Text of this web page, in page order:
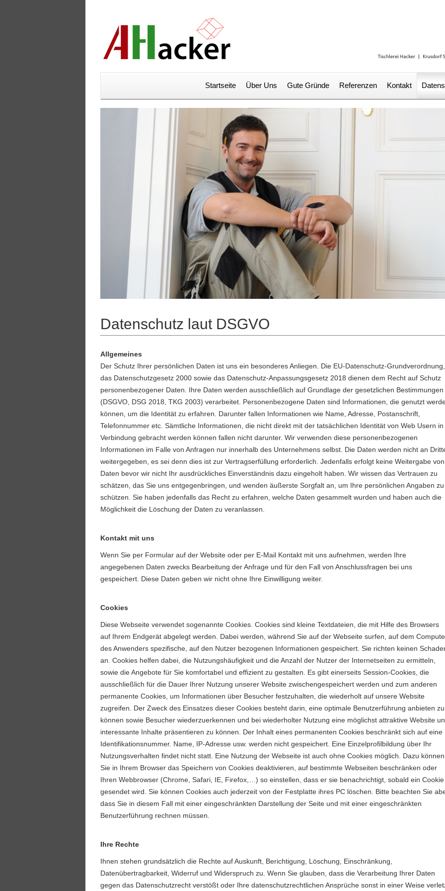
Startseite Über Uns Gute Gründe Referenzen Kontakt
Datenschutz laut DSGVO
Allgemeines
Der Schutz Ihrer persönlichen Daten ist uns ein besonderes Anliegen. Die EU-Datenschutz-Grundverordnung,
das Datenschutzgesetz 2000 sowie das Datenschutz-Anpassungsgesetz 2018 dienen dem Recht auf Schutz
personenbezogener Daten. Ihre Daten werden ausschließlich auf Grundlage der gesetzlichen Bestimmungen
(DSGVO, DSG 2018, TKG 2003) verarbeitet. Personenbezogene Daten sind Informationen, die genutzt
können, um die Identität zu erfahren. Darunter fallen Informationen wie Name, Adresse, Postanschrift,
Telefonnummer etc. Sämtliche Informationen, die nicht direkt mit der tatsächlichen Identität von Web Usern in
Verbindung gebracht werden können fallen nicht darunter. Wir verwenden diese personenbezogenen
Informationen im Falle von Anfragen nur innerhalb des Unternehmens selbst. Die Daten werden nicht an
weitergegeben, es sei denn dies ist zur Vertragserfüllung erforderlich. Jedenfalls erfolgt keine Weitergabe von
Daten bevor wir nicht Ihr ausdrückliches Einverständnis dazu eingeholt haben. Wir wissen das Vertrauen zu
schätzen, das Sie uns entgegenbringen, und wenden äußerste Sorgfalt an, um Ihre persönlichen Angaben zu
schützen. Sie haben jedenfalls das Recht zu erfahren, welche Daten gesammelt wurden und haben auch die
Möglichkeit die Löschung der Daten zu veranlassen.
Kontakt mit uns
Wenn Sie per Formular auf der Website oder per E-Mail Kontakt mit uns aufnehmen, werden Ihre
angegebenen Daten zwecks Bearbeitung der Anfrage und für den Fall von Anschlussfragen bei uns
gespeichert. Diese Daten geben wir nicht ohne Ihre Einwilligung weiter.
Cookies
Diese Webseite verwendet sogenannte Cookies. Cookies sind kleine Textdateien, die mit Hilfe des Browsers
auf Ihrem Endgerät abgelegt werden. Dabei werden, während Sie auf der Webseite surfen, auf dem
des Anwenders spezifische, auf den Nutzer bezogenen Informationen gespeichert. Sie richten keinen
an. Cookies helfen dabei, die Nutzungshäufigkeit und die Anzahl der Nutzer der Internetseiten zu ermitteln,
sowie die Angebote für Sie komfortabel und effizient zu gestalten. Es gibt einerseits Session-Cookies, die
ausschließlich für die Dauer Ihrer Nutzung unserer Website zwischengespeichert werden und zum anderen
permanente Cookies, um Informationen über Besucher festzuhalten, die wiederholt auf unsere Website
zugreifen. Der Zweck des Einsatzes dieser Cookies besteht darin, eine optimale Benutzerführung anbieten zu
können sowie Besucher wiederzuerkennen und bei wiederholter Nutzung eine möglichst attraktive Website
interessante Inhalte präsentieren zu können. Der Inhalt eines permanenten Cookies beschränkt sich auf eine
Identifikationsnummer. Name, IP-Adresse usw. werden nicht gespeichert. Eine Einzelprofilbildung über Ihr
Nutzungsverhalten findet nicht statt. Eine Nutzung der Webseite ist auch ohne Cookies möglich. Dazu können
Sie in Ihrem Browser das Speichern von Cookies deaktivieren, auf bestimmte Webseiten beschränken oder
Ihren Webbrowser (Chrome, Safari, IE, Firefox,…) so einstellen, dass er sie benachrichtigt, sobald ein Cookie
gesendet wird. Sie können Cookies auch jederzeit von der Festplatte ihres PC löschen. Bitte beachten Sie
dass Sie in diesem Fall mit einer eingeschränkten Darstellung der Seite und mit einer eingeschränkten
Benutzerführung rechnen müssen.
Ihre Rechte
Ihnen stehen grundsätzlich die Rechte auf Auskunft, Berichtigung, Löschung, Einschränkung,
Datenübertragbarkeit, Widerruf und Widerspruch zu. Wenn Sie glauben, dass die Verarbeitung Ihrer Daten
gegen das Datenschutzrecht verstößt oder Ihre datenschutzrechtlichen Ansprüche sonst in einer Weise